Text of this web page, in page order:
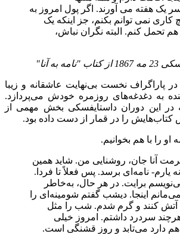
یک هفته می آورند. اگر پول امروز به
کاری نمی توانم بکنم، جز اینکه یک
هم تحمل کنم. البته نگران نباش،
به آنا"
در پاراگراف نخست بی‌نهایت عاشقانه و زیبا
به دغدغه‌های روزمره خودش می‌پردازد.
در این دوران داستایفسکی بخش مهمی از
را در قمار از دست داده بود.
را با هم بخوانیم.
آنا جان، روشنایی من. شاید همین
یارم- نامه‌ای برسد. پس فعلاً تا فردا.
برایت. در هر حال، به‌خاطر
اینجا. دیشب گفتم شومینه‌ای را
آتش کنند و گرم شدم. شب را مثل
سردرد داشتم. امروز خیلی
هم دارد می‌تابد و روز قشنگی است.